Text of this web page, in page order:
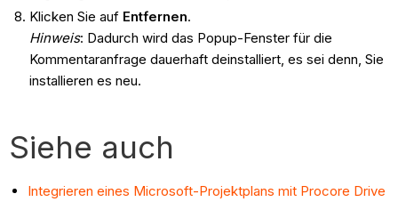
Klicken Sie auf Entfernen.
Hinweis: Dadurch wird das Popup-Fenster für die
Kommentaranfrage dauerhaft deinstalliert, es sei denn, Sie
installieren es neu.
Siehe auch
Integrieren eines Microsoft-Projektplans mit Procore Drive